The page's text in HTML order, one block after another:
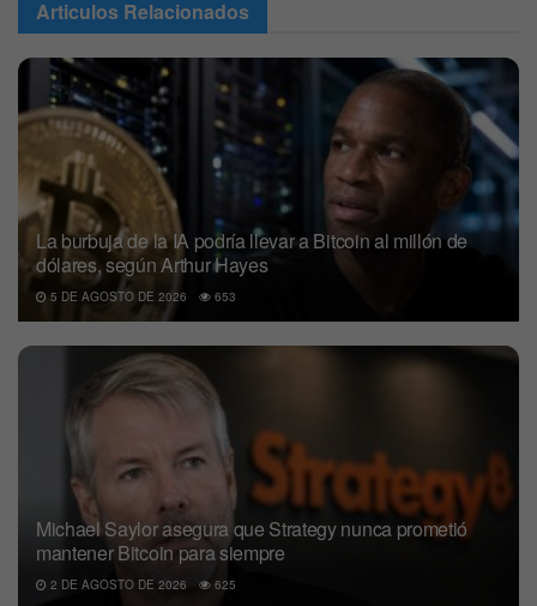
Articulos Relacionados
La burbuja de la IA podría llevar a Bitcoin al millón de
dólares, según Arthur Hayes
5 DE AGOSTO DE 2026 653
Michael Saylor asegura que Strategy nunca prometió
mantener Bitcoin para siempre
2 DE AGOSTO DE 2026 625